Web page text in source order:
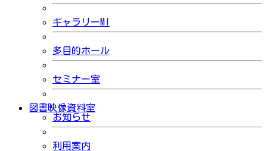
ギャラリーMI
多目的ホール
セミナー室
図書映像資料室
お知らせ
利用案内